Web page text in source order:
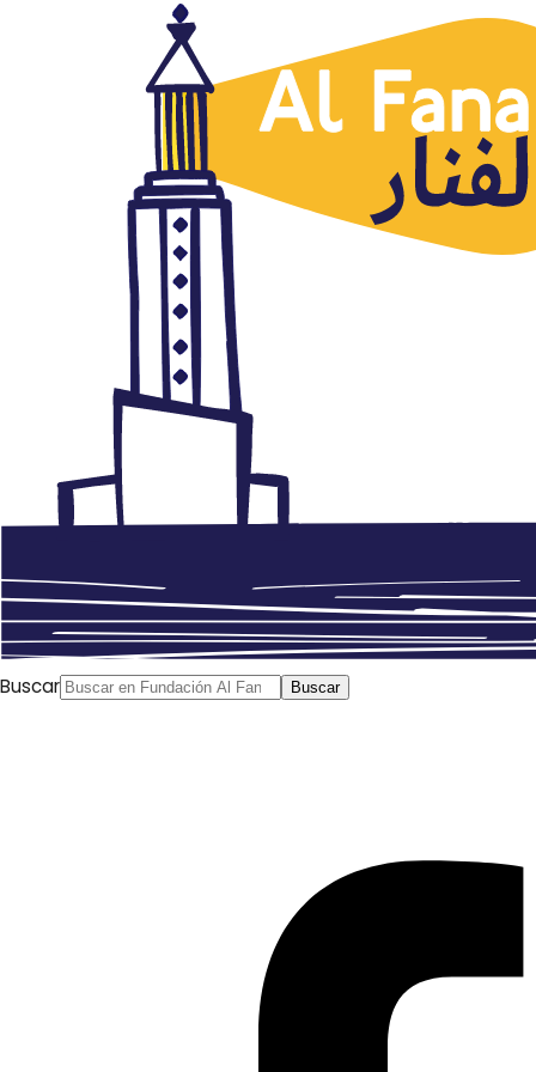
Buscar Buscar
EDITORIAL. El acuerdo de
Qatar con Arabia Saudí,
Bahréin, EAU y Kuwait para
apoyar el Egipto de Al Sisi ha
facilitado la reconciliación del
Golfo y la vuelta de los
embajadores
noviembre 20, 2014 Autor: AlFanar
La palabra secreta del Acuerdo Complementario de Riad,